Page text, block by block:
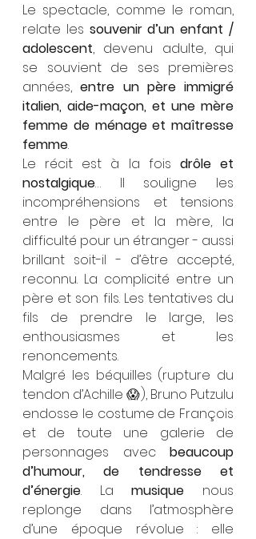
Le spectacle, comme le roman,
relate les souvenir d’un enfant /
adolescent, devenu adulte, qui
se souvient de ses premières
années, entre un père immigré
italien, aide-maçon, et une mère
femme de ménage et maîtresse
femme.
Le récit est à la fois drôle et
nostalgique… Il souligne les
incompréhensions et tensions
entre le père et la mère, la
difficulté pour un étranger - aussi
brillant soit-il - d’être accepté,
reconnu. La complicité entre un
père et son fils. Les tentatives du
fils de prendre le large, les
enthousiasmes et les
renoncements.
Malgré les béquilles (rupture du
tendon d’Achille 😱), Bruno Putzulu
endosse le costume de François
et de toute une galerie de
personnages avec beaucoup
d’humour, de tendresse et
d’énergie. La musique nous
replonge dans l’atmosphère
d’une époque révolue : elle